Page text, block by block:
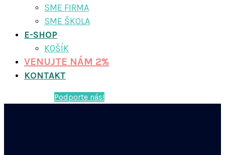
SME FIRMA
SME ŠKOLA
E-SHOP
KOŠÍK
VENUJTE NÁM 2%
KONTAKT
Podporte nás!